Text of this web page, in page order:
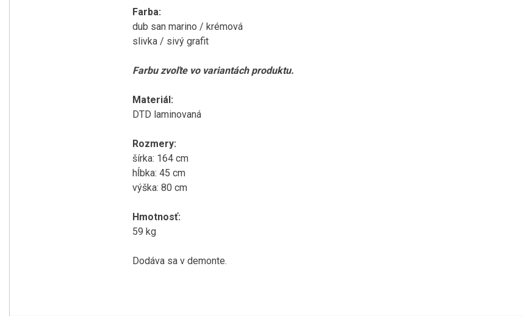
Farba:
dub san marino / krémová
slivka / sivý grafit
Farbu zvoľte vo variantách produktu.
Materiál:
DTD laminovaná
Rozmery:
šírka: 164 cm
hĺbka: 45 cm
výška: 80 cm
Hmotnosť:
59 kg
Dodáva sa v demonte.